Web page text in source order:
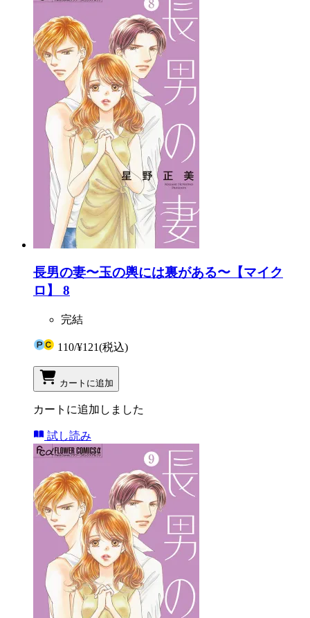
長男の妻〜玉の輿には裏がある〜【マイク
ロ】 8
完結
110/¥121(税込)
カートに追加
カートに追加しました
試し読み